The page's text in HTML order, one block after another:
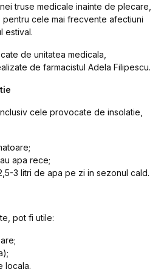
truse medicale inainte de plecare,
cele mai frecvente afectiuni
estival.
de unitatea medicala,
de farmacistul Adela Filipescu.
cele provocate de insolatie,
apa rece;
3 litri de apa pe zi in sezonul cald.
pot fi utile:
locala.